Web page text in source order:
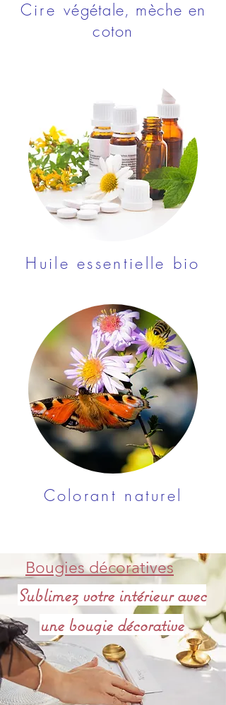
Cirevégétale, mèche en
coton
Huile essentielle bio
Colorant naturel
Bougies décoratives
Sublimez votre intérieur avec
une bougie décorative